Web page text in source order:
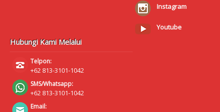
Instagram
Youtube
Hubungi Kami Melalui
Telpon:
+62 813-3101-1042
SMS/Whatsapp:
+62 813-3101-1042
Email: